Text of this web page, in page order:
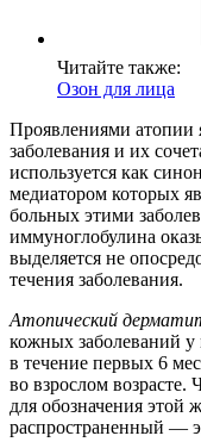
Читайте также:
Озон для лица
Проявлениями атопии
заболевания и их
используется как
медиатором которых
больных этими
иммуноглобулина
выделяется не
течения заболевания.
Атопический
кожных заболеваний у
в течение первых 6
во взрослом возрасте.
для обозначения этой
распространенный —